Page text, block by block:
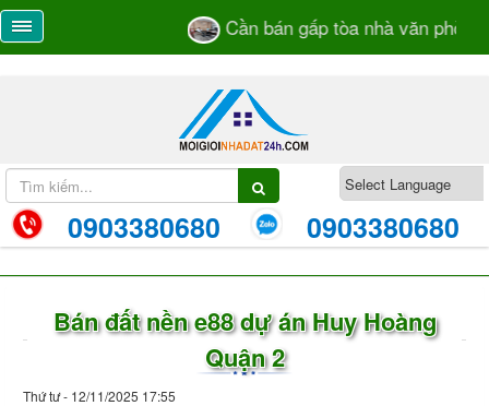
Cần bán gấp tòa nhà văn phòng
0903380680 0903380680
Bán đất nền e88 dự án Huy Hoàng
Quận 2
Thứ tư - 12/11/2025 17:55